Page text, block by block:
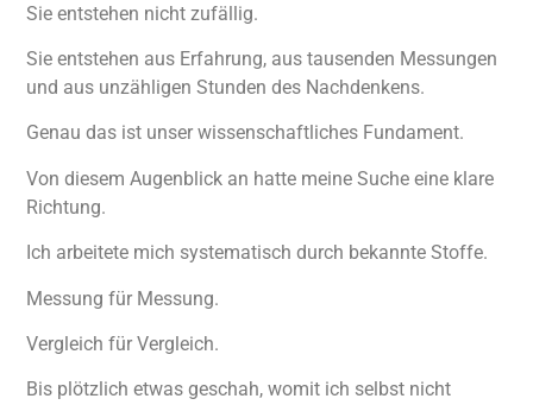
Sie entstehen nicht zufällig.
Sie entstehen aus Erfahrung, aus tausenden Messungen
und aus unzähligen Stunden des Nachdenkens.
Genau das ist unser wissenschaftliches Fundament.
Von diesem Augenblick an hatte meine Suche eine klare
Richtung.
Ich arbeitete mich systematisch durch bekannte Stoffe.
Messung für Messung.
Vergleich für Vergleich.
Bis plötzlich etwas geschah, womit ich selbst nicht